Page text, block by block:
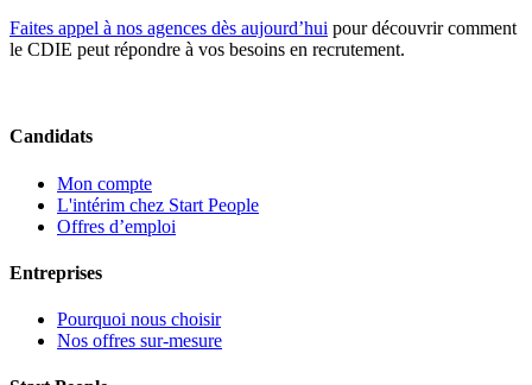
Faites appel à nos agences dès aujourd’hui pour découvrir comment
le CDIE peut répondre à vos besoins en recrutement.
Candidats
Mon compte
L'intérim chez Start People
Offres d’emploi
Entreprises
Pourquoi nous choisir
Nos offres sur-mesure